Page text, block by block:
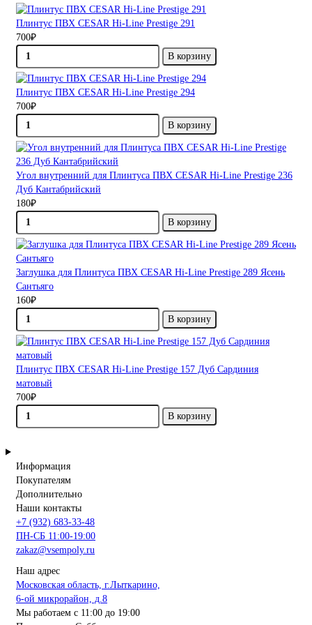
Плинтус ПВХ CESAR Hi-Line Prestige 291
700₽
В корзину
Плинтус ПВХ CESAR Hi-Line Prestige 294
700₽
В корзину
Угол внутренний для Плинтуса ПВХ CESAR Hi-Line Prestige 236
Дуб Кантабрийский
180₽
В корзину
Заглушка для Плинтуса ПВХ CESAR Hi-Line Prestige 289 Ясень
Сантьяго
160₽
В корзину
Плинтус ПВХ CESAR Hi-Line Prestige 157 Дуб Сардиния
матовый
700₽
В корзину
Информация
Покупателям
Дополнительно
Наши контакты
+7 (932) 683-33-48
ПН-СБ 11:00-19:00
zakaz@vsempoly.ru
Наш адрес
Московская область, г.Лыткарино,
6-ой микрорайон, д.8
Мы работаем с 11:00 до 19:00